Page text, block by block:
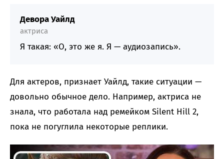
Девора Уайлд
актриса
Я такая: «О, это же я. Я — аудиозапись».
Для актеров, признает Уайлд, такие ситуации —
довольно обычное дело. Например, актриса не
знала, что работала над ремейком Silent Hill 2,
пока не погуглила некоторые реплики.